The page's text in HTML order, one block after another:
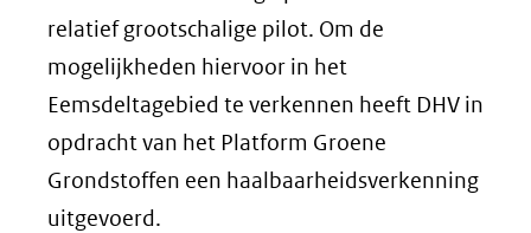
relatief grootschalige pilot. Om de
mogelijkheden hiervoor in het
Eemsdeltagebied te verkennen heeft DHV in
opdracht van het Platform Groene
Grondstoffen een haalbaarheidsverkenning
uitgevoerd.